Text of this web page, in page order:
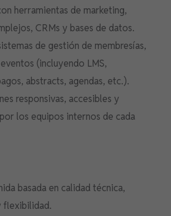
herramientas de marketing,
CRMs y bases de datos.
de gestión de membresías,
(incluyendo LMS,
abstracts, agendas, etc.).
responsivas, accesibles y
los equipos internos de cada
basada en calidad técnica,
flexibilidad.